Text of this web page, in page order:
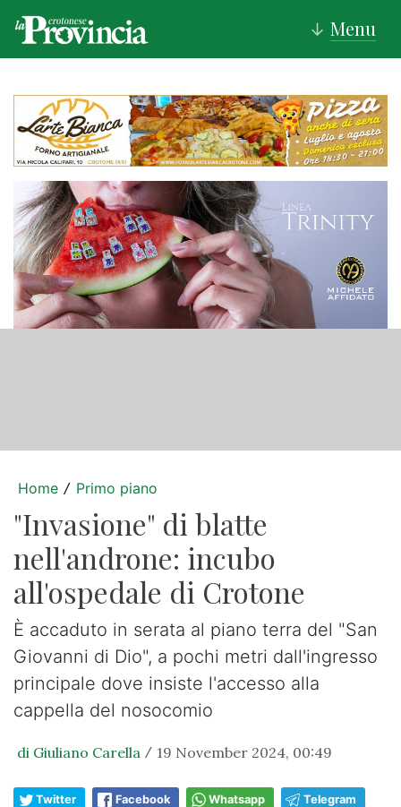
↓ Menu
Home / Primo piano
"Invasione" di blatte
nell'androne: incubo
all'ospedale di Crotone
È accaduto in serata al piano terra del "San
Giovanni di Dio", a pochi metri dall'ingresso
principale dove insiste l'accesso alla
cappella del nosocomio
di Giuliano Carella / 19 November 2024, 00:49
Twitter Facebook Whatsapp Telegram